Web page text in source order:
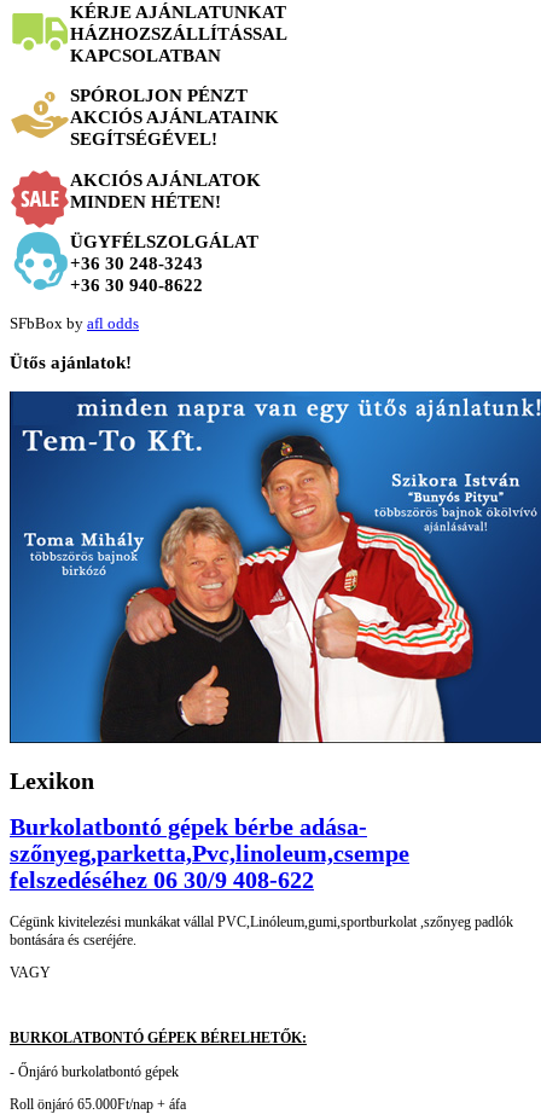
KÉRJE AJÁNLATUNKAT
HÁZHOZSZÁLLÍTÁSSAL
KAPCSOLATBAN
SPÓROLJON PÉNZT
AKCIÓS AJÁNLATAINK
SEGÍTSÉGÉVEL!
AKCIÓS AJÁNLATOK
MINDEN HÉTEN!
ÜGYFÉLSZOLGÁLAT
+36 30 248-3243
+36 30 940-8622
SFbBox by afl odds
Ütős ajánlatok!
Lexikon
Burkolatbontó gépek bérbe adása-
szőnyeg,parketta,Pvc,linoleum,csempe
felszedéséhez 06 30/9 408-622
Cégünk kivitelezési munkákat vállal PVC,Linóleum,gumi,sportburkolat ,szőnyeg padlók
bontására és cseréjére.
VAGY
BURKOLATBONTÓ GÉPEK BÉRELHETŐK:
- Őnjáró burkolatbontó gépek
Roll önjáró 65.000Ft/nap + áfa